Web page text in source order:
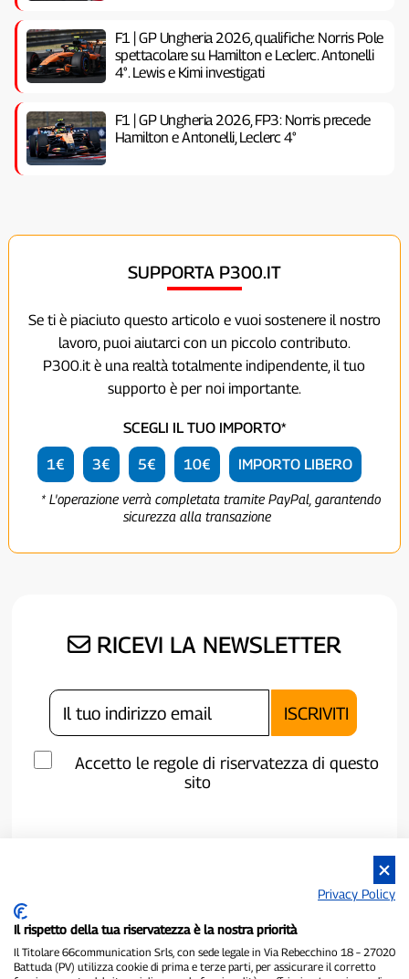
F1 | GP Ungheria 2026, qualifiche: Norris Pole
spettacolare su Hamilton e Leclerc. Antonelli
4°. Lewis e Kimi investigati
F1 | GP Ungheria 2026, FP3: Norris precede
Hamilton e Antonelli, Leclerc 4°
SUPPORTA P300.IT
Se ti è piaciuto questo articolo e vuoi sostenere il nostro
lavoro, puoi aiutarci con un piccolo contributo.
P300.it è una realtà totalmente indipendente, il tuo
supporto è per noi importante.
SCEGLI IL TUO IMPORTO*
1€ 3€ 5€ 10€ IMPORTO LIBERO
* L'operazione verrà completata tramite PayPal, garantendo
sicurezza alla transazione
RICEVI LA NEWSLETTER
Accetto le regole di riservatezza di questo
sito
Privacy Policy
Il rispetto della tua riservatezza è la nostra priorità
Il Titolare 66communication Srls, con sede legale in Via Rebecchino 18 – 27020
Battuda (PV) utilizza cookie di prima e terze parti, per assicurare il corretto